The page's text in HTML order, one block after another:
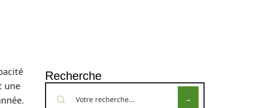
une
Recherche